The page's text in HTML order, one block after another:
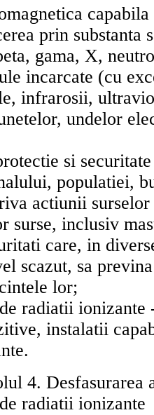
prin substanta
gama, X,
incarcate (cu
infrarosii,
undelor
si
populatiei,
actiunii
surse, inclusiv
care, in
scazut, sa
lor;
radiatii ionizante
instalatii
4. Desfasurarea
radiatii ionizante